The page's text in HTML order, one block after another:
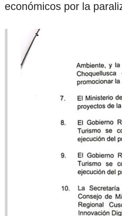
económicos por la